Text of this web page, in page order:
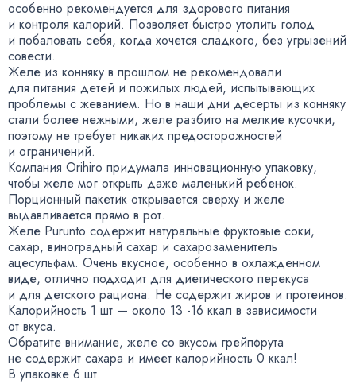
особенно рекомендуется для здорового питания
и контроля калорий. Позволяет быстро утолить голод
и побаловать себя, когда хочется сладкого, без угрызений
совести.
Желе из конняку в прошлом не рекомендовали
для питания детей и пожилых людей, испытывающих
проблемы с жеванием. Но в наши дни десерты из конняку
стали более нежными, желе разбито на мелкие кусочки,
поэтому не требует никаких предосторожностей
и ограничений.
Компания Orihiro придумала инновационную упаковку,
чтобы желе мог открыть даже маленький ребенок.
Порционный пакетик открывается сверху и желе
выдавливается прямо в рот.
Желе Purunto содержит натуральные фруктовые соки,
сахар, виноградный сахар и сахарозаменитель
ацесульфам. Очень вкусное, особенно в охлажденном
виде, отлично подходит для диетического перекуса
и для детского рациона. Не содержит жиров и протеинов.
Калорийность 1 шт — около 13 -16 ккал в зависимости
от вкуса.
Обратите внимание, желе со вкусом грейпфрута
не содержит сахара и имеет калорийность 0 ккал!
В упаковке 6 шт.